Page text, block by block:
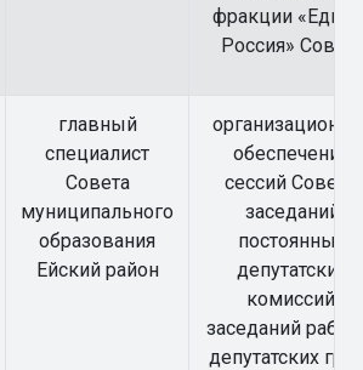
фракции
Россия» Совета
главный
специалист
Совета
муниципального
образования
Ейский район
обеспечение
сессий Совета,
заседаний
постоянных
депутатских
комиссий,
заседаний
депутатских